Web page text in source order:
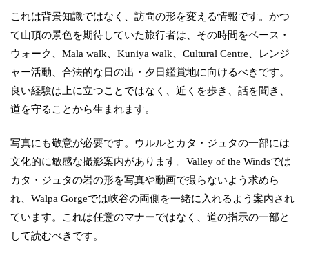
これは背景知識ではなく、訪問の形を変える情報です。かつ
て山頂の景色を期待していた旅行者は、その時間をベース・
ウォーク、Mala walk、Kuniya walk、Cultural Centre、レンジ
ャー活動、合法的な日の出・夕日鑑賞地に向けるべきです。
良い経験は上に立つことではなく、近くを歩き、話を聞き、
道を守ることから生まれます。
写真にも敬意が必要です。ウルルとカタ・ジュタの一部には
文化的に敏感な撮影案内があります。Valley of the Windsでは
カタ・ジュタの岩の形を写真や動画で撮らないよう求めら
れ、Waḻpa Gorgeでは峡谷の両側を一緒に入れるよう案内され
ています。これは任意のマナーではなく、道の指示の一部と
して読むべきです。